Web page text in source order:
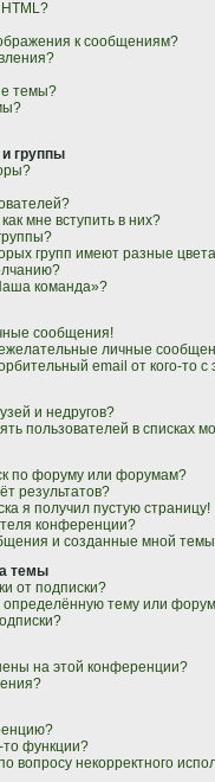
к сообщениям?
темы?
группы
мне вступить в них?
групп имеют разные
команда»?
сообщения!
личные
email от кого-то
и недругов?
пользователей в списках
по форуму или форумам?
результатов?
я получил пустую страницу!
конференции?
и созданные мной
темы
от подписки?
определённую тему или
на этой конференции?
то функции?
вопросу некорректного